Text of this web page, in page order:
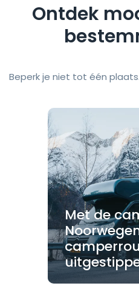
Ontdek
Beperk je niet tot één
Met de